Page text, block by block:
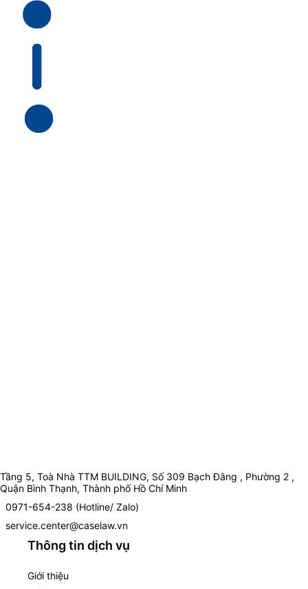
Tầng 5, Toà Nhà TTM BUILDING, Số 309 Bạch Đằng , Phường 2 ,
Quận Bình Thạnh, Thành phố Hồ Chí Minh
0971-654-238 (Hotline/ Zalo)
service.center@caselaw.vn
Thông tin dịch vụ
Giới thiệu